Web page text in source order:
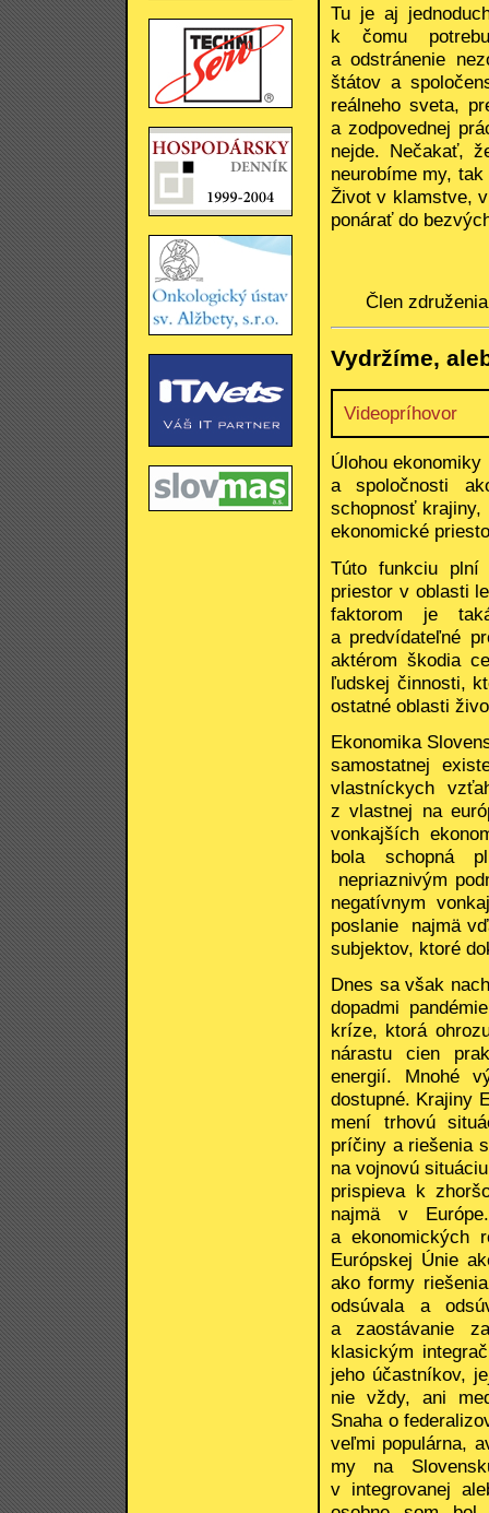
Tu je aj
k čomu
a odstránenie
štátov a
reálneho sveta,
a zodpovednej
nejde. Nečakať,
neurobíme my,
Život v klamstve,
ponárať do
Člen
Vydržíme,
Videopríhovor
Úlohou
a spoločnosti
schopnosť
ekonomické
Túto funkciu plní
priestor v oblasti
faktorom je
a predvídateľné
aktérom škodia
ľudskej činnosti,
ostatné oblasti
Ekonomika
samostatnej
vlastníckych
z vlastnej na
vonkajších
bola schopná
nepriaznivým
negatívnym
poslanie najmä
subjektov, ktoré
Dnes sa však
dopadmi
kríze, ktorá
nárastu cien
energií. Mnohé
dostupné. Krajiny
mení trhovú
príčiny a riešenia
na vojnovú
prispieva k
najmä v
a ekonomických
Európskej Únie
ako formy
odsúvala a
a zaostávanie
klasickým
jeho účastníkov,
nie vždy, ani
Snaha o
veľmi populárna,
my na
v integrovanej